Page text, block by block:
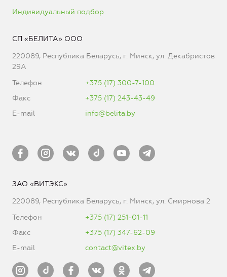
Индивидуальный подбор
СП «БЕЛИТА» ООО
220089, Республика Беларусь, г. Минск, ул. Декабристов
29А
Телефон
+375 (17) 300-7-100
Факс
+375 (17) 243-43-49
E-mail
info@belita.by
ЗАО «ВИТЭКС»
220089, Республика Беларусь, г. Минск, ул. Смирнова 2
Телефон
+375 (17) 251-01-11
Факс
+375 (17) 347-62-09
E-mail
contact@vitex.by